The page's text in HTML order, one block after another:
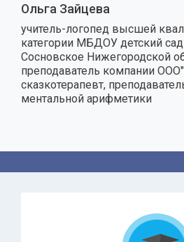
Ольга Зайцева
учитель-логопед высшей
категории МБДОУ детский
Сосновское Нижегородской
преподаватель компании
сказкотерапевт,
ментальной арифметики